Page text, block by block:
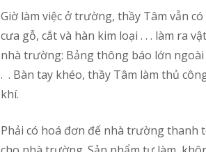
Giờ làm việc ở trường, thầy Tâm vẫn
cưa gỗ, cắt và hàn kim loại . . . làm ra
nhà trường: Bảng thông báo lớn ngoài
. . Bàn tay khéo, thầy Tâm làm thủ
khí.
Phải có hoá đơn để nhà trường thanh